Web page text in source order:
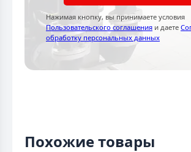
Нажимая кнопку, вы принимаете условия
Пользовательского соглашения и даете
обработку персональных данных
Похожие товары